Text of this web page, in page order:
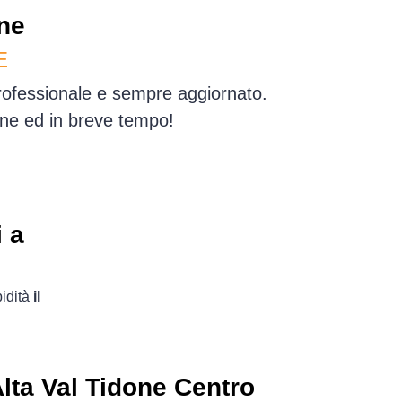
e sempre aggiornato.
ed in breve tempo!
a
il
Val Tidone Centro